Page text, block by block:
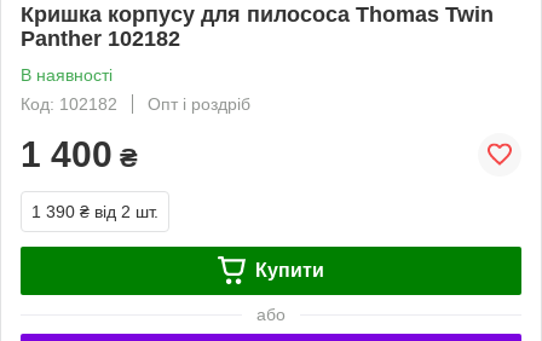
Кришка корпусу для пилососа Thomas Twin
Panther 102182
В наявності
Код: 102182
Опт і роздріб
1 400 ₴
1 390 ₴ від 2 шт.
Купити
або